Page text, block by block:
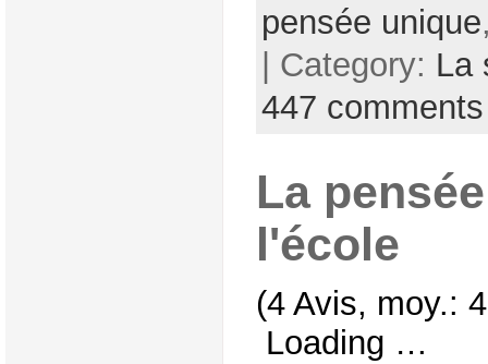
pensée unique
| Category: La
447 comments
La
l'école
(4 Avis, moy.:
Loading …